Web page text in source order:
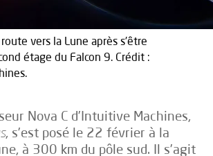
vers la Lune après s'être
étage du Falcon 9. Crédit :
Nova C d’Intuitive Machines,
, s’est posé le 22 février à la
à 300 km du pôle sud. Il s’agit